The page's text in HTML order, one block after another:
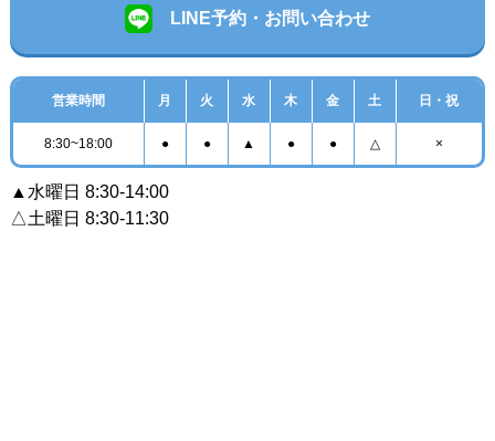
LINE予約・お問い合わせ
営業時間 月 火 水 木 金 土 日・祝
8:30~18:00 ● ● ▲ ● ● △ ×
▲水曜日 8:30-14:00
△土曜日 8:30-11:30